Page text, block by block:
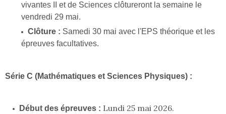
vivantes II et de Sciences clôtureront la semaine le
vendredi 29 mai.
Clôture : Samedi 30 mai avec l'EPS théorique et les
épreuves facultatives.
Série C (Mathématiques et Sciences Physiques) :
Début des épreuves : Lundi 25 mai 2026.